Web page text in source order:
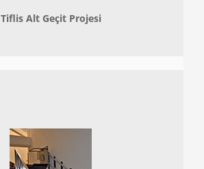
Tiflis Alt Geçit Projesi